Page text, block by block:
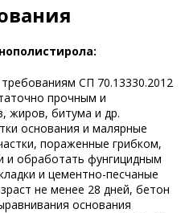
СП 70.13330.2012
прочным и
жиров, битума и др.
основания и малярные
пораженные грибком,
и обработать фунгицидным
и цементно-песчаные
не менее 28 дней, бетон
основания